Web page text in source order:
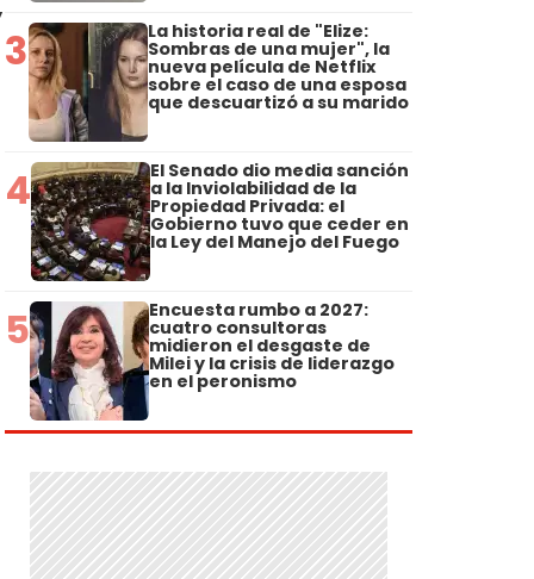
3 La historia real de "Elize:
Sombras de una mujer", la
nueva película de Netflix
sobre el caso de una esposa
que descuartizó a su marido
4 El Senado dio media sanción
a la Inviolabilidad de la
Propiedad Privada: el
Gobierno tuvo que ceder en
la Ley del Manejo del Fuego
5 Encuesta rumbo a 2027:
cuatro consultoras
midieron el desgaste de
Milei y la crisis de liderazgo
en el peronismo